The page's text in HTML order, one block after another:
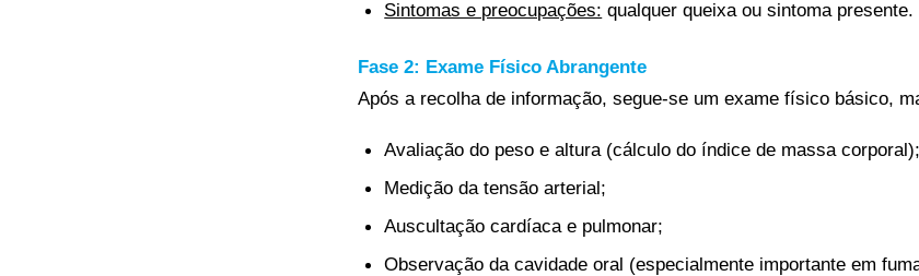
Sintomas e preocupações: qualquer queixa ou sintoma presente.
Fase 2: Exame Físico Abrangente
Após a recolha de informação, segue-se um exame físico básico,
Avaliação do peso e altura (cálculo do índice de massa corporal);
Medição da tensão arterial;
Auscultação cardíaca e pulmonar;
Observação da cavidade oral (especialmente importante em